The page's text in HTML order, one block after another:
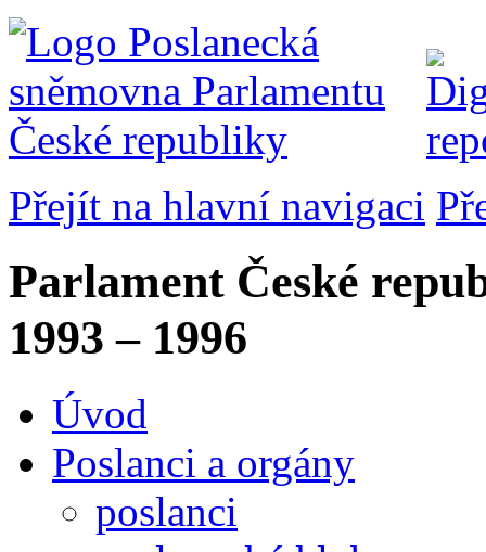
Přejít na hlavní navigaci
Parlament České
1993 – 1996
Úvod
Poslanci a orgány
poslanci